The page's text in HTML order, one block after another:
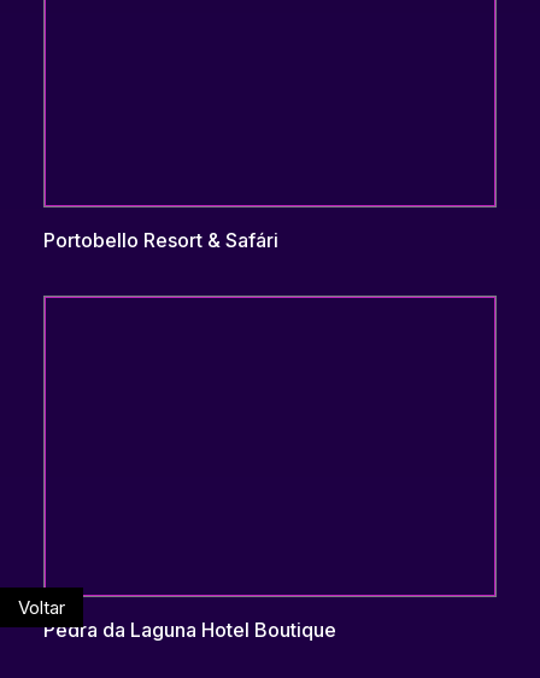
Portobello Resort & Safári
Pedra da Laguna Hotel Boutique
Voltar